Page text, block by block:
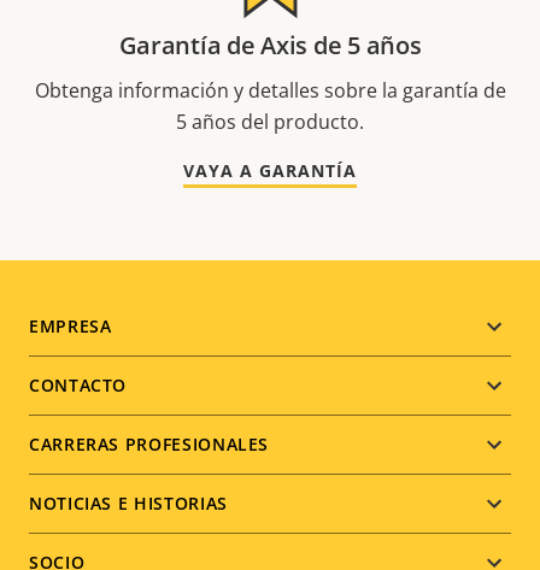
Garantía de Axis de 5 años
Obtenga información y detalles sobre la garantía de
5 años del producto.
VAYA A GARANTÍA
Footer
menu
EMPRESA
CONTACTO
CARRERAS PROFESIONALES
NOTICIAS E HISTORIAS
SOCIO